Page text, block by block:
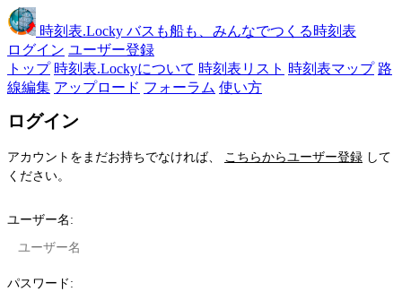
時刻表.Locky バスも船も、みんなでつくる時刻表
ログイン ユーザー登録
トップ 時刻表.Lockyについて 時刻表リスト 時刻表マップ 路
線編集 アップロード フォーラム 使い方
ログイン
アカウントをまだお持ちでなければ、 こちらからユーザー登録 して
ください。
ユーザー名:
パスワード: